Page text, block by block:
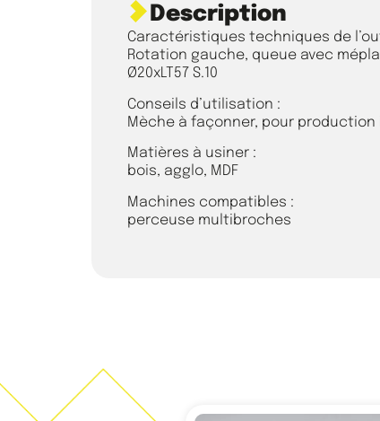
Description
Caractéristiques techniques de
Rotation gauche, queue avec
Ø20xLT57 S.10
Conseils d’utilisation :
Mèche à façonner, pour
Matières à usiner :
bois, agglo, MDF
Machines compatibles :
perceuse multibroches